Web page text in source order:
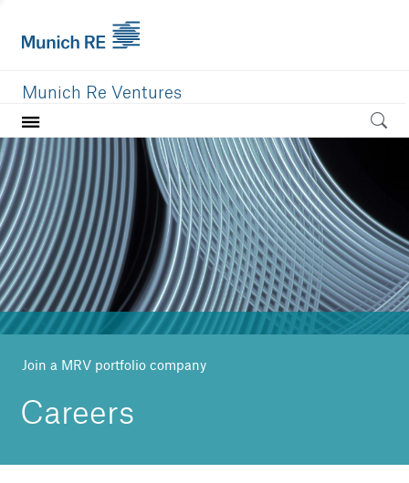
Munich Re Ventures
Home
Our value
Portfolio
Investment areas
Team
News
Join a MRV portfolio company
Careers